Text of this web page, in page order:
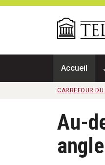
Passer au contenu principal
Accueil
CARREFOUR
Au-